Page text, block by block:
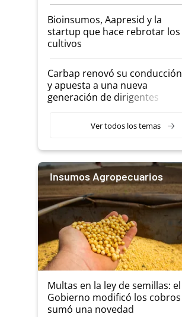
Bioinsumos, Aapresid y la
startup que hace rebrotar los
cultivos
Carbap renovó su conducción
y apuesta a una nueva
generación de dirigentes
Ver todos los temas
Insumos Agropecuarios
Multas en la ley de semillas: el
Gobierno modificó los
sumó una novedad